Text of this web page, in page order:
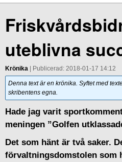
uteblivna
Krönika | Publicerad: 2018-01-17 14:12
Denna text är en krönika. Syftet med
skribentens egna.
Hade jag varit
meningen ”Golfen
Det som hänt är två saker.
förvaltningsdomstolen som